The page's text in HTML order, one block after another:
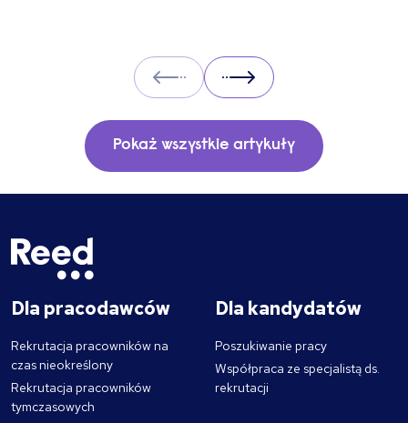
Prev Next
Pokaż wszystkie artykuły
Dla pracodawców
Rekrutacja pracowników na
czas nieokreślony
Rekrutacja pracowników
tymczasowych
Dla kandydatów
Poszukiwanie pracy
Współpraca ze specjalistą ds.
rekrutacji